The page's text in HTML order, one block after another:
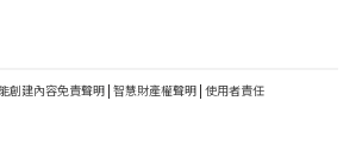
創建內容免責聲明 | 智慧財產權聲明 | 使用者責任